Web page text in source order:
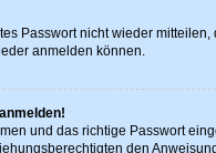
Passwort nicht wieder
anmelden können.
und das richtige Passwort
den